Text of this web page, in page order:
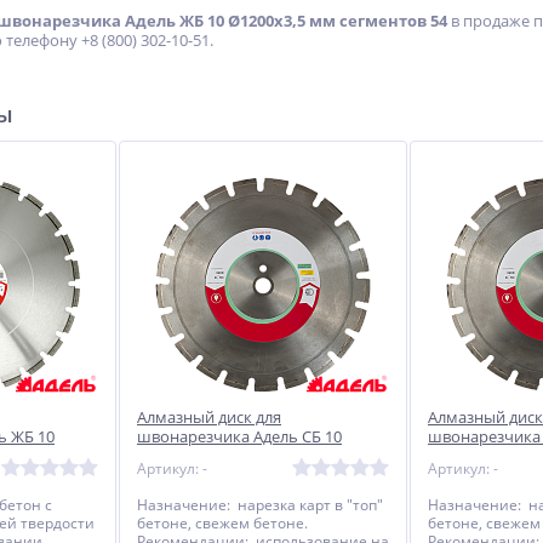
Сварочный полуавтомат
16 675руб.
Сварочный полуавтомат
Адель ЖБ 10 Ø1200x3,5 мм сегментов 54в продаже
+8 (800) 302-10-51.
ЖБ 10
30
с
твердости
Алмазный диск для
швонарезчика Адель СБ 10
Ø350x2,2 мм сегментов 24
Артикул: -
Назначение: нарезка карт в "топ"
бетоне, свежем бетоне.
Алмазный
Ø400x2,2 мм
Артикул: -
Назначение:
бетоне, свежем